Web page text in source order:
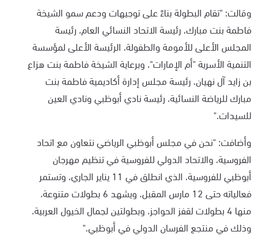
وقالت: "تقام البطولة بناءً على توجيهات ودعم سمو الشيخة
فاطمة بنت مبارك، رئيسة الاتحاد النسائي العام، رئيسة
المجلس الأعلى للأمومة والطفولة، الرئيسة الأعلى لمؤسسة
التنمية الأسرية "أم الإمارات"، وبرعاية الشيخة فاطمة بنت هزاع
بن زايد آل نهيان، رئيسة مجلس إدارة أكاديمية فاطمة بنت
مبارك للرياضة النسائية، رئيسة نادي أبوظبي ونادي العين
للسيدات."
وأضافت: "نحن في مجلس أبوظبي الرياضي نتعاون مع اتحاد
الفروسية، والاتحاد الدولي للفروسية في تنظيم مهرجان
أبوظبي للفروسية، الذي انطلق في 11 يناير الجاري، وتستمر
فعالياته حتى 12 مارس المقبل، ويشهد 6 بطولات متنوعة،
منها 4 بطولات لقفز الحواجز، وبطولتين لجمال الخيول العربية،
وذلك في منتجع الفرسان الدولي في أبوظبي."